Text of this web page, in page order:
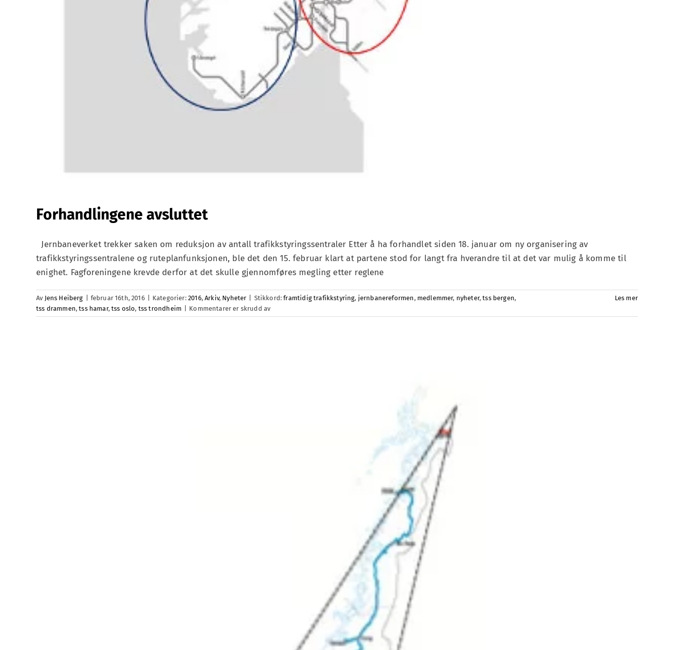
Forhandlingene avsluttet
Jernbaneverket trekker saken om reduksjon av antall trafikkstyringssentraler Etter å ha forhandlet siden 18. januar om ny organisering av
trafikkstyringssentralene og ruteplanfunksjonen, ble det den 15. februar klart at partene stod for langt fra hverandre til at det var mulig å komme til
enighet. Fagforeningene krevde derfor at det skulle gjennomføres megling etter reglene
Av Jens Heiberg februar 16th, 2016 Kategorier:2016,Arkiv, Nyheter Stikkord:framtidig trafikkstyring, jernbanereformen, medlemmer, nyheter,tss bergen,
tss drammen,tss hamar,tss oslo, tss trondheim Kommentarer er skrudd avfor
Forhandlingene
Les mer